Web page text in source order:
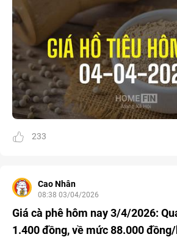
233
Cao Nhân
08:38 03/04/2026
Giá cà phê hôm nay 3/4/2026:
1.400 đồng, về mức 88.000